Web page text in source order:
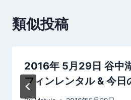
シ
ョ
類似投稿
2016年 5月29日 谷中
フィンレンタル & 今日